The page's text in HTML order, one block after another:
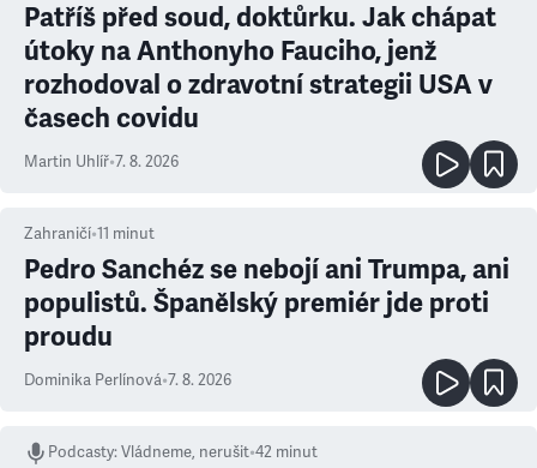
Patříš před soud, doktůrku. Jak chápat
útoky na Anthonyho Fauciho, jenž
rozhodoval o zdravotní strategii USA v
časech covidu
Martin Uhlíř•7. 8. 2026
Zahraničí•11 minut
Pedro Sanchéz se nebojí ani Trumpa, ani
populistů. Španělský premiér jde proti
proudu
Dominika Perlínová•7. 8. 2026
Podcasty:Vládneme, nerušit•42 minut